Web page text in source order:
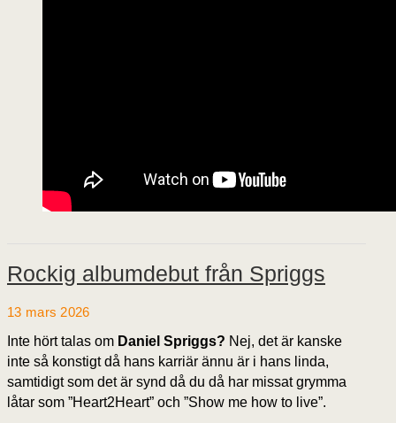
Rockig albumdebut från Spriggs
13 mars 2026
Inte hört talas om Daniel Spriggs? Nej, det är kanske
inte så konstigt då hans karriär ännu är i hans linda,
samtidigt som det är synd då du då har missat grymma
låtar som ”Heart2Heart” och ”Show me how to live”.